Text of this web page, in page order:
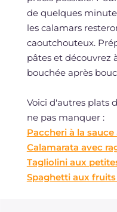
de quelques
les calamars
caoutchouteux.
pâtes et découvrez
bouchée après
Voici d'autres plats
ne pas manquer :
Paccheri à la
Calamarata avec
Tagliolini aux
Spaghetti aux